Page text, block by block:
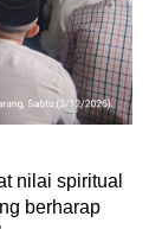
nilai spiritual
berharap